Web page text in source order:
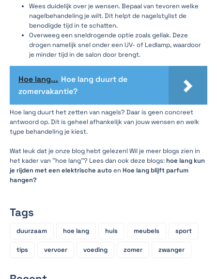
Wees duidelijk over je wensen. Bepaal van tevoren welke
nagelbehandeling je wilt. Dit helpt de nagelstylist de
benodigde tijd in te schatten.
Overweeg een sneldrogende optie zoals gellak. Deze
drogen namelijk snel onder een UV- of Ledlamp, waardoor
je minder tijd in de salon door brengt.
Hoe lang... Hoe lang duurt de
zomervakantie?
Hoe lang duurt het zetten van nagels? Daar is geen concreet
antwoord op. Dit is geheel afhankelijk van jouw wensen en welk
type behandeling je kiest.
Wat leuk dat je onze blog hebt gelezen! Wil je meer blogs zien in
het kader van ''hoe lang''? Lees dan ook deze blogs: hoe lang kun
je rijden met een elektrische autoen Hoe lang blijft parfum
hangen?
Tags
duurzaam hoe lang huis meubels sport
tips vervoer voeding zomer zwanger